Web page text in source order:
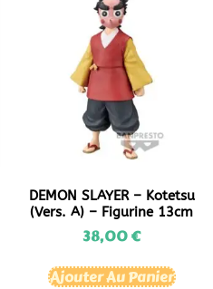
DEMON SLAYER – Kotetsu
(vers. A) – Figurine 13cm
38,00€
Ajouter Au Panier